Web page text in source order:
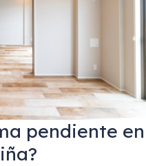
pendiente en